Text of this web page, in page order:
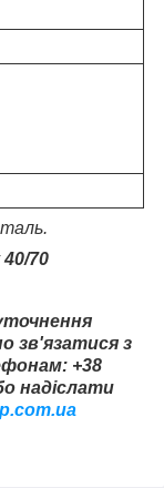
40/70
зв'язатися з
+38
надіслати